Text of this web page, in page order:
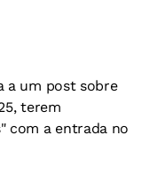
a um post sobre
terem
com a entrada no